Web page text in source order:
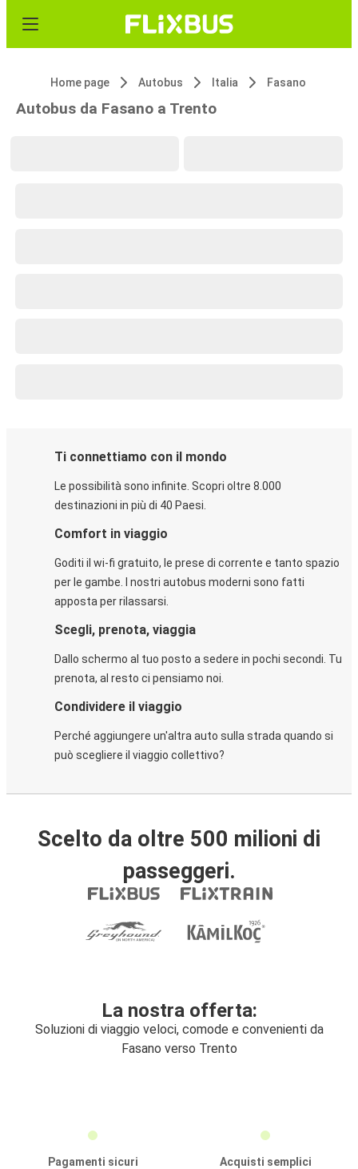
Home page Autobus Italia Fasano
Autobus da Fasano a Trento
Ti connettiamo con il mondo
Le possibilità sono infinite. Scopri oltre 8.000
destinazioni in più di 40 Paesi.
Comfort in viaggio
Goditi il wi-fi gratuito, le prese di corrente e tanto spazio
per le gambe. I nostri autobus moderni sono fatti
apposta per rilassarsi.
Scegli, prenota, viaggia
Dallo schermo al tuo posto a sedere in pochi secondi. Tu
prenota, al resto ci pensiamo noi.
Condividere il viaggio
Perché aggiungere un'altra auto sulla strada quando si
può scegliere il viaggio collettivo?
Scelto da oltre 500 milioni di
passeggeri.
La nostra offerta:
Soluzioni di viaggio veloci, comode e convenienti da
Fasano verso Trento
Pagamenti sicuri
Acquisti semplici